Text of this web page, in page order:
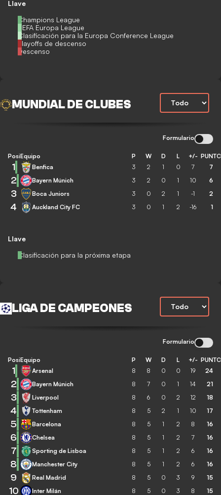
Llave
Champions League
UEFA Europa League
Clasificación para la Europa Conference League
Playoffs de descenso
Descenso
MUNDIAL DE CLUBES
Formulario
Llave
Clasificación para la próxima etapa
Posición
Equipo P W D L +/-
1 Benfica 3 2 1 0 7 7
2 Bayern Múnich 3 2 0 1 10 6
3 Boca Juniors 3 0 2 1 -1 2
4 Auckland City FC 3 0 1 2 -16 1
LIGA DE CAMPEONES
Formulario
Posición
Equipo P W D L +/-
1 Arsenal 8 8 0 0 19 24
2 Bayern Múnich 8 7 0 1 14 21
3 Liverpool 8 6 0 2 12 18
4 Tottenham 8 5 2 1 10 17
5 Barcelona 8 5 1 2 8 16
6 Chelsea 8 5 1 2 7 16
7 Sporting de Lisboa 8 5 1 2 6 16
8 Manchester City 8 5 1 2 6 16
9 Real Madrid 8 5 0 3 9 15
10 Inter Milán 8 5 0 3 8 15